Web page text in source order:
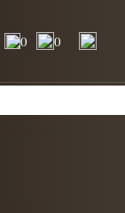
0 0